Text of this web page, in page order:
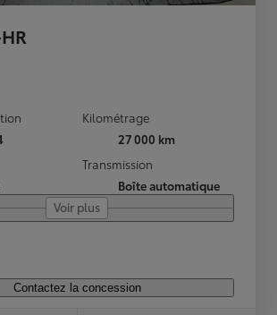
Kilométrage
27 000 km
Transmission
Boîte automatique
Voir plus
Contactez la concession